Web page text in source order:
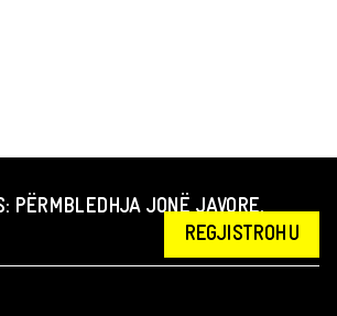
PËRMBLEDHJA JONË JAVORE.
REGJISTROHU